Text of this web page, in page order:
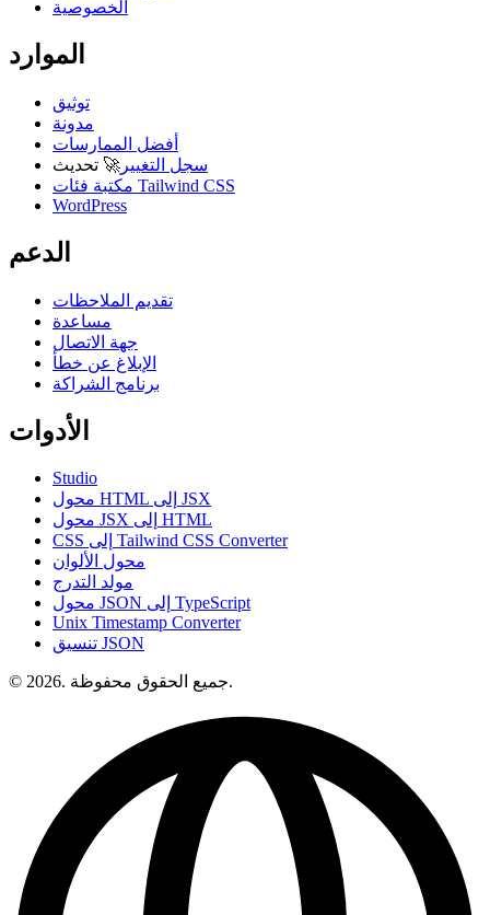
الخصوصية
الموارد
توثيق
مدونة
أفضل الممارسات
سجل التغيير 🚀 تحديث
مكتبة فئات Tailwind CSS
WordPress
الدعم
تقديم الملاحظات
مساعدة
جهة الاتصال
الإبلاغ عن خطأ
برنامج الشراكة
الأدوات
Studio
محول HTML إلى JSX
محول JSX إلى HTML
CSS إلى Tailwind CSS Converter
محول الألوان
مولد التدرج
محول JSON إلى TypeScript
Unix Timestamp Converter
تنسيق JSON
© 2026. جميع الحقوق محفوظة.